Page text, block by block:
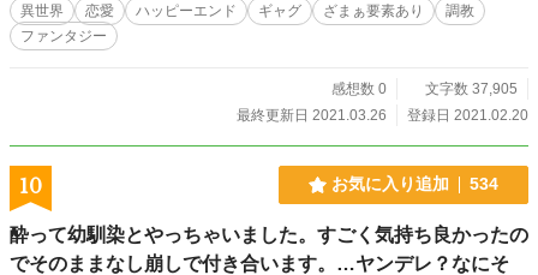
異世界 恋愛 ハッピーエンド ギャグ ざまぁ要素あり
調教
ファンタジー
感想数 0
文字数 37,905
最終更新日 2021.03.26
登録日 2021.02.20
10 お気に入り追加 534
酔って幼馴染とやっちゃいました。すごく気持ち良かったの
でそのままなし崩しで付き合います。…ヤンデレ？なにそ